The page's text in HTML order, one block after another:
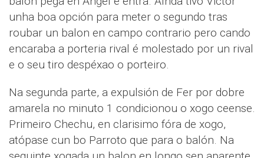
unha boa opción para meter o segundo tras
roubar un balon en campo contrario pero cando
encaraba a porteria rival é molestado por un rival
e o seu tiro despéxao o porteiro.
Na segunda parte, a expulsión de Fer por dobre
amarela no minuto 1 condicionou o xogo ceense.
Primeiro Chechu, en clarisimo fóra de xogo,
atópase cun bo Parroto que para o balón. Na